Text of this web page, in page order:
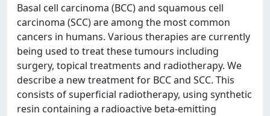
Basal cell carcinoma (BCC) and squamous cell
carcinoma (SCC) are among the most common
cancers in humans. Various therapies are currently
being used to treat these tumours including
surgery, topical treatments and radiotherapy. We
describe a new treatment for BCC and SCC. This
consists of superficial radiotherapy, using synthetic
resin containing a radioactive beta-emitting